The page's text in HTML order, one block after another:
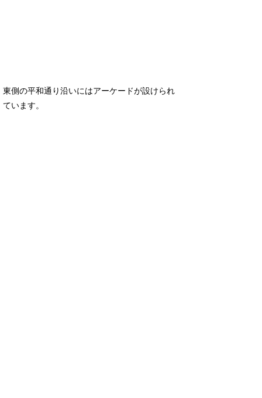
東側の平和通り沿いにはアーケードが設けられ
ています。